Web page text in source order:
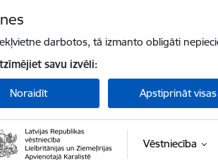
darbotos, tā izmanto obligāti
savu izvēli:
Noraidīt Apstiprināt visas
Vēstniecība